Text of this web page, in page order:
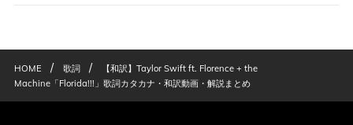
HOME / 歌詞 /
【和訳】Taylor Swift ft. Florence + the
Machine「Florida!!!」歌詞カタカナ・和訳動画・解説まとめ